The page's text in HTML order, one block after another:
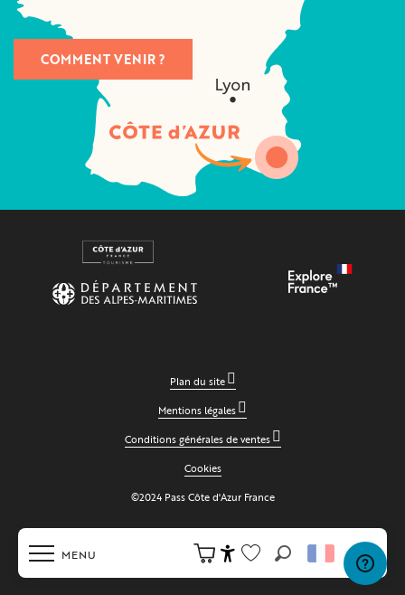
MENU
Accessibilité
Voir les favoris
Recherche
COMMENT VENIR ?
Plan du site
Mentions légales
Conditions générales de ventes
Cookies
©2024 Pass Côte d'Azur France